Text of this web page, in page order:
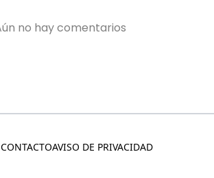
CONTACTOAVISO DE PRIVACIDAD